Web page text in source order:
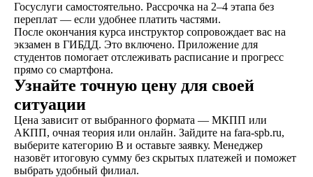
Госуслуги самостоятельно. Рассрочка на 2–4 этапа без
переплат — если удобнее платить частями.
После окончания курса инструктор сопровождает вас на
экзамен в ГИБДД. Это включено. Приложение для
студентов помогает отслеживать расписание и прогресс
прямо со смартфона.
Узнайте точную цену для своей
ситуации
Цена зависит от выбранного формата — МКПП или
АКПП, очная теория или онлайн. Зайдите на fara-spb.ru,
выберите категорию B и оставьте заявку. Менеджер
назовёт итоговую сумму без скрытых платежей и поможет
выбрать удобный филиал.
не любишь звонки?
Просто напиши!